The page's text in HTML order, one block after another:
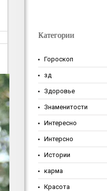
Категории
Гороскоп
зд
Здоровье
Знаменитости
Интересно
Интерсно
Истории
карма
Красота